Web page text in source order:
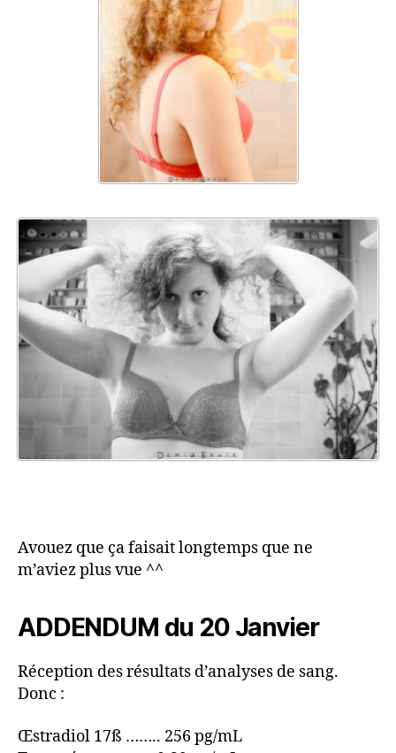
Avouez que ça faisait longtemps que ne
m’aviez plus vue ^^
ADDENDUM du 20 Janvier
Réception des résultats d’analyses de sang.
Donc :
Œstradiol 17ß …….. 256 pg/mL